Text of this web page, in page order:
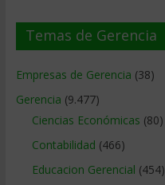
Temas de Gerencia
Empresas de Gerencia (38)
Gerencia (9.477)
Ciencias Económicas (80)
Contabilidad (466)
Educacion Gerencial (454)